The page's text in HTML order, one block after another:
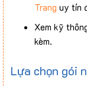
Trang uy tín
Xem kỹ
kèm.
Lựa chọn gói